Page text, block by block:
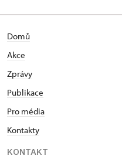
Domů
Akce
Zprávy
Publikace
Pro média
Kontakty
KONTAKT